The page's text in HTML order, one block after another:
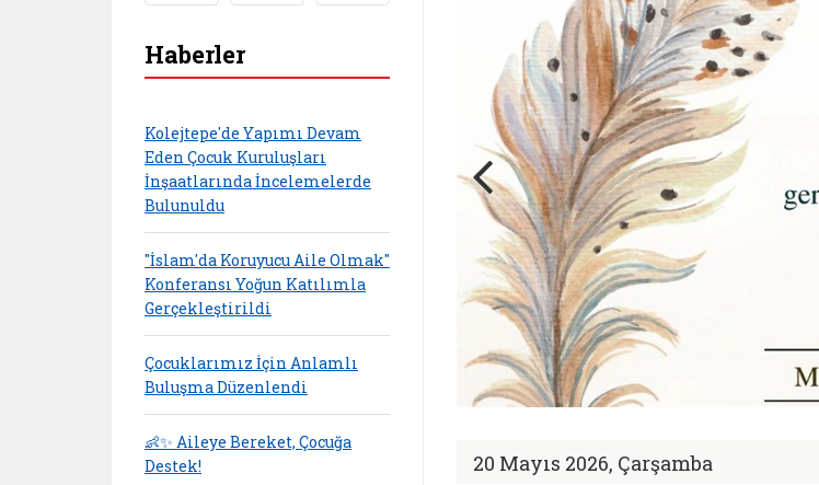
20 Mayıs 2026, Çarşamba
Haberler
Kolejtepe'de Yapımı Devam
Eden Çocuk Kuruluşları
İnşaatlarında İncelemelerde
Bulunuldu
"İslam'da Koruyucu Aile Olmak"
Konferansı Yoğun Katılımla
Gerçekleştirildi
Çocuklarımız İçin Anlamlı
Buluşma Düzenlendi
👶✨ Aileye Bereket, Çocuğa
Destek!